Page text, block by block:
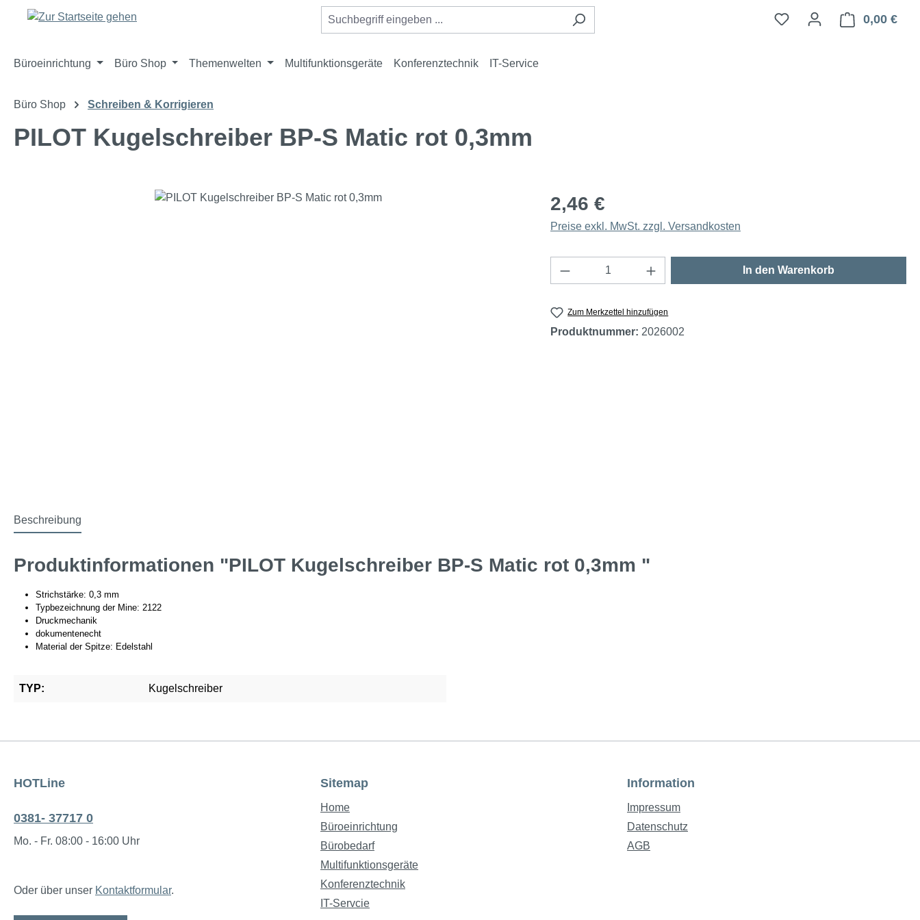
Hauptinhalt springen
Zur Suche springen
Zur Hauptnavigation springen 0,00 €
Büroeinrichtung Büro Shop Themenwelten Multifunktionsgeräte Konferenztechnik IT-Service
Büro Shop Schreiben & Korrigieren
PILOT Kugelschreiber BP-S Matic rot 0,3mm
2,46 €
Preise exkl. MwSt. zzgl. Versandkosten
Produkt Anzahl: Gib den gewünschten Wert ein
In den Warenkorb
Zum Merkzettel hinzufügen
Produktnummer: 2026002
Beschreibung
Produktinformationen "PILOT Kugelschreiber BP-S Matic rot 0,3mm "
Strichstärke: 0,3 mm
Typbezeichnung der Mine: 2122
Druckmechanik
dokumentenecht
Material der Spitze: Edelstahl
TYP: Kugelschreiber
HOTLine
0381- 37717 0
Mo. - Fr. 08:00 - 16:00 Uhr
Oder über unser Kontaktformular.
Sitemap
Home
Büroeinrichtung
Bürobedarf
Multifunktionsgeräte
Konferenztechnik
IT-Servcie
Information
Impressum
Datenschutz
AGB